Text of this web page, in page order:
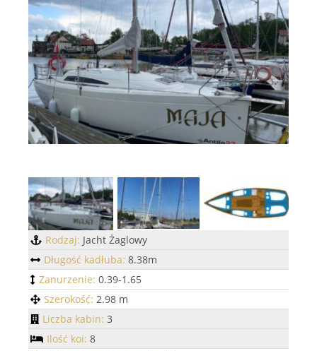
Rodzaj: Jacht Żaglowy
Długość kadłuba: 8.38m
Zanurzenie: 0.39-1.65
Szerokość: 2.98 m
Liczba kabin: 3
Ilość koi: 8